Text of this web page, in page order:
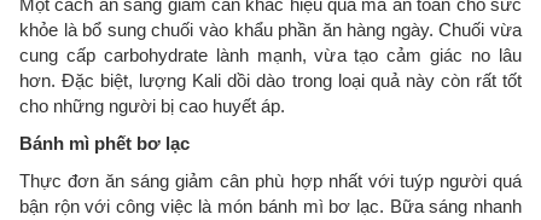
Một cách ăn sáng giảm cân khác hiệu quả mà an toàn cho sức
khỏe là bổ sung chuối vào khẩu phần ăn hàng ngày. Chuối vừa
cung cấp carbohydrate lành mạnh, vừa tạo cảm giác no lâu
hơn. Đặc biệt, lượng Kali dồi dào trong loại quả này còn rất tốt
cho những người bị cao huyết áp.
Bánh mì phết bơ lạc
Thực đơn ăn sáng giảm cân phù hợp nhất với tuýp người quá
bận rộn với công việc là món bánh mì bơ lạc. Bữa sáng nhanh